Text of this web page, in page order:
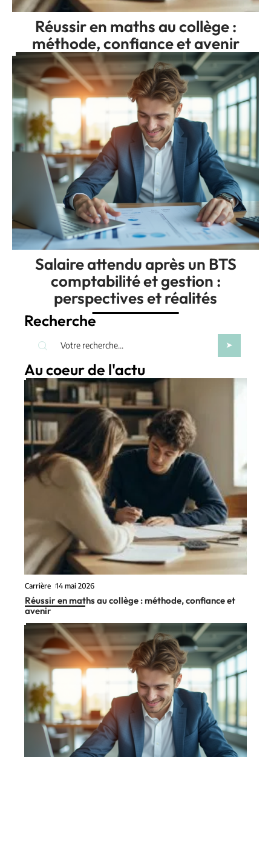
Réussir en maths au collège :
méthode, confiance et avenir
Salaire attendu après un BTS
comptabilité et gestion :
perspectives et réalités
Recherche
Au coeur de l'actu
Carrière 14 mai 2026
Réussir en maths au collège : méthode, confiance et
avenir